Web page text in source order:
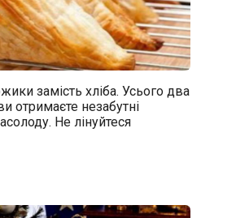
замість хліба. Усього два
отримаєте незабутні
Не лінуйтеся